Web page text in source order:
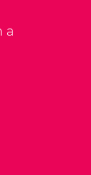
a